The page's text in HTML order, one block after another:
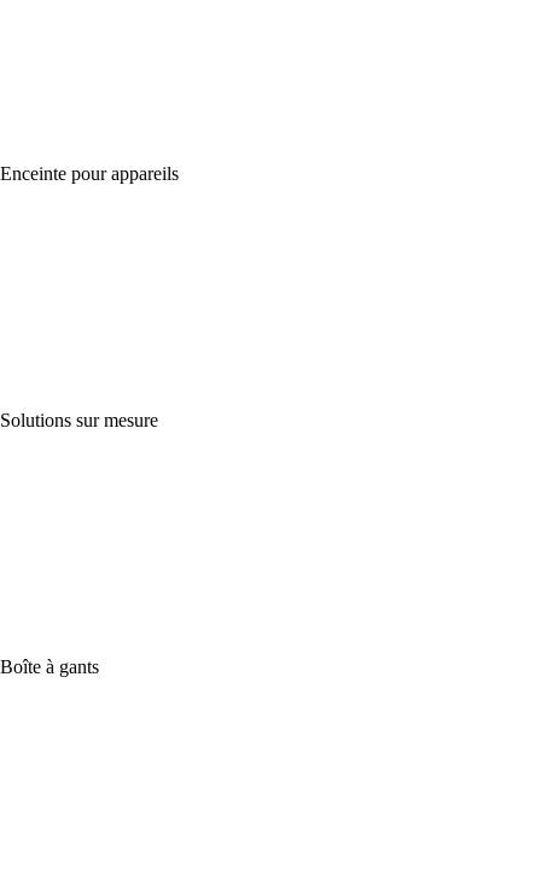
Enceinte pour appareils
Solutions sur mesure
Boîte à gants